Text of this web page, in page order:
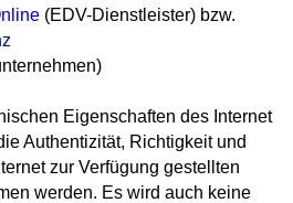
(EDV-Dienstleister) bzw.
Eigenschaften des Internet
Authentizität, Richtigkeit und
zur Verfügung gestellten
werden. Es wird auch keine